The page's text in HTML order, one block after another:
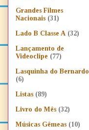
Grandes Filmes
Nacionais (31)
Lado B Classe A (32)
Lançamento de
Videoclipe (77)
Lasquinha do Bernardo
(6)
Listas (89)
Livro do Mês (32)
Músicas Gêmeas (10)